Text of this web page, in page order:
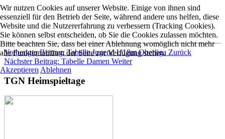
Vorheriger Beitrag: Tabelle Jugend U18m Oberliga Zurück
Nächster Beitrag: Tabelle Damen Weiter
TGN Heimspieltage
Wir nutzen Cookies auf unserer Website. Einige von ihnen sind
essenziell für den Betrieb der Seite, während andere uns helfen, diese
Website und die Nutzererfahrung zu verbessern (Tracking Cookies).
Sie können selbst entscheiden, ob Sie die Cookies zulassen möchten.
Bitte beachten Sie, dass bei einer Ablehnung womöglich nicht mehr
alle Funktionalitäten der Seite zur Verfügung stehen.
Akzeptieren Ablehnen